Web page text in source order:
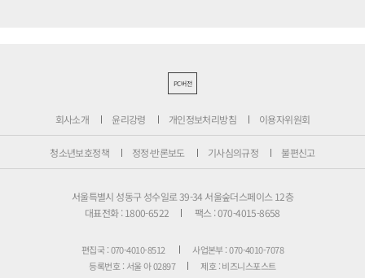
PC버전
회사소개 윤리강령 개인정보처리방침 이용자위원회
청소년보호정책 정정·반론보도 기사심의규정 불편신고
서울특별시 성동구 성수일로 39-34 서울숲더스페이스 12층
대표전화 : 1800-6522
팩스 : 070-4015-8658
편집국 : 070-4010-8512
사업본부 : 070-4010-7078
등록번호 : 서울 아 02897
제호 : 비즈니스포스트